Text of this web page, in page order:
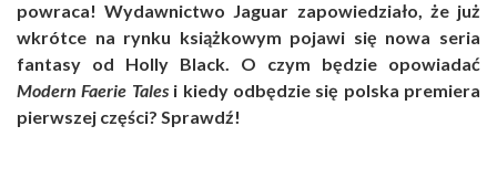
powraca! Wydawnictwo Jaguar zapowiedziało, że już
wkrótce na rynku książkowym pojawi się nowa seria
fantasy od Holly Black. O czym będzie opowiadać
Modern Faerie Tales i kiedy odbędzie się polska premiera
pierwszej części? Sprawdź!